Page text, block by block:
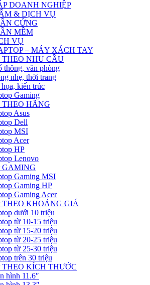
DOANH NGHIỆP
& DỊCH VỤ
CỨNG
MỀM
VỤ
– MÁY XÁCH TAY
THEO NHU CẦU
thông, văn phòng
nhẹ, thời trang
kiến trúc
Gaming
THEO HÃNG
Asus
Dell
MSI
Acer
HP
Lenovo
GAMING
Gaming MSI
Gaming HP
Gaming Acer
THEO KHOẢNG GIÁ
dưới 10 triệu
từ 10-15 triệu
từ 15-20 triệu
từ 20-25 triệu
từ 25-30 triệu
trên 30 triệu
THEO KÍCH THƯỚC
hình 11.6″